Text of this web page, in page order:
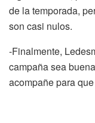
de la temporada,
son casi nulos.
-Finalmente,
campaña sea
acompañe para